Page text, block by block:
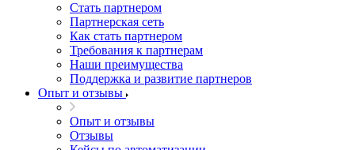
Стать партнером
Партнерская сеть
Как стать партнером
Требования к партнерам
Наши преимущества
Поддержка и развитие партнеров
Опыт и отзывы
Опыт и отзывы
Отзывы